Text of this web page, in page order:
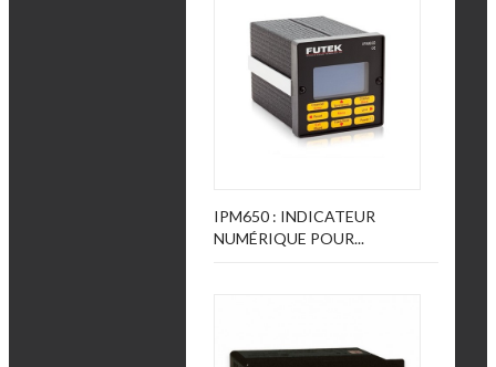
IPM650 : INDICATEUR
NUMÉRIQUE POUR...